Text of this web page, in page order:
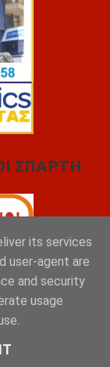
ΣΠΑΡΤΗ
its services
user-agent are
and security
usage